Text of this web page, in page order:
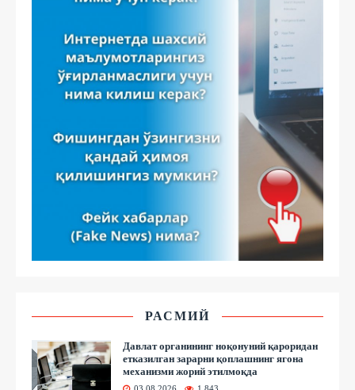
РАСМИЙ
Давлат органининг ноқонуний қароридан
етказилган зарарни қоплашнинг ягона
механизми жорий этилмоқда